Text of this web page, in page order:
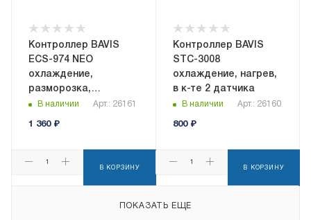
Контроллер BAVIS
ECS-974 NEO
охлаждение,
разморозка,
вентилятор,
В наличии Арт.: 26161
1 360₽
В КОРЗИНУ
Контроллер BAVIS
STC-3008
охлаждение, нагрев,
в к-те 2 датчика
В наличии Арт.: 26160
800₽
В КОРЗИНУ
ПОКАЗАТЬ ЕЩЕ